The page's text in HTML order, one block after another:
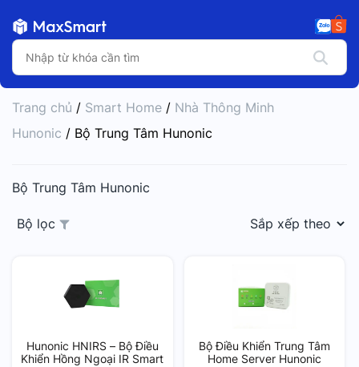
Trang chủ / Smart Home / Nhà Thông Minh
Hunonic / Bộ Trung Tâm Hunonic
Bộ Trung Tâm Hunonic
Bộ lọc
Hunonic HNIRS – Bộ Điều
Khiển Hồng Ngoại IR Smart
Bộ Điều Khiển Trung Tâm
Home Server Hunonic